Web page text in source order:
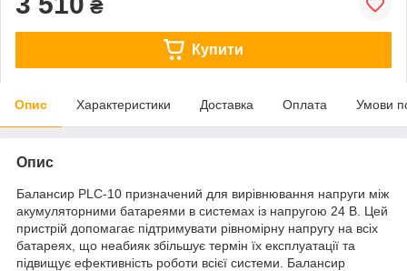
₴
Купити
Опис Характеристики Доставка Оплата Умови
Опис
Балансир PLC-10 призначений для вирівнювання напруги між
акумуляторними батареями в системах із напругою 24 В. Цей
пристрій допомагає підтримувати рівномірну напругу на всіх
батареях, що неабияк збільшує термін їх експлуатації та
підвищує ефективність роботи всієї системи. Балансир